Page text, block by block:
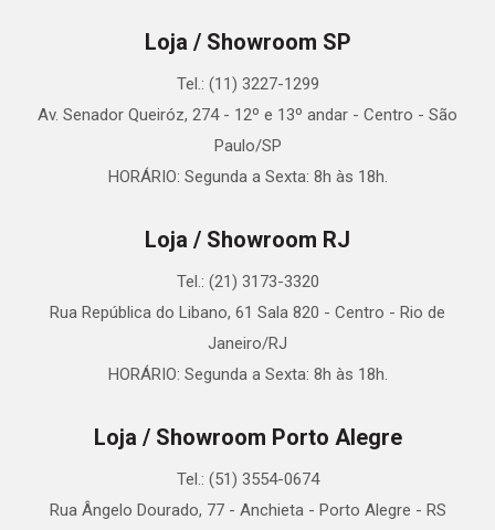
Loja / Showroom SP
Tel.: (11) 3227-1299
Av. Senador Queiróz, 274 - 12º e 13º andar - Centro - São
Paulo/SP
HORÁRIO: Segunda a Sexta: 8h às 18h.
Loja / Showroom RJ
Tel.: (21) 3173-3320
Rua República do Libano, 61 Sala 820 - Centro - Rio de
Janeiro/RJ
HORÁRIO: Segunda a Sexta: 8h às 18h.
Loja / Showroom Porto Alegre
Tel.: (51) 3554-0674
Rua Ângelo Dourado, 77 - Anchieta - Porto Alegre - RS